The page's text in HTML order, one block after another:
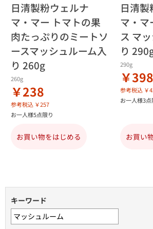
日清製粉ウェルナ
マ・マー トマトの果
肉たっぷりのミートソ
ースマッシュルーム入
り 260g
260g
￥238
参考税込 ￥257
お一人様5点限り
お買い物をはじめる
日清
マ・マ
ス マ
り
290g
￥398
参考税込 ￥
お一人様3点
お買い
キーワード